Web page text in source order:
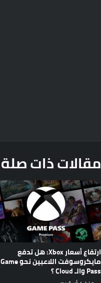
مقالات ذات صلة
ارتفاع أسعار Xbox: هل تدفع
مايكروسوفت اللاعبين نحو Game
Pass والـ Cloud ؟